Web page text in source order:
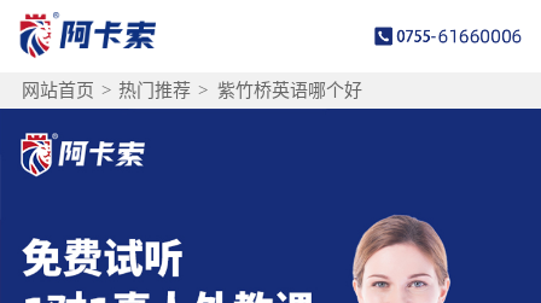
网站首页 > 热门推荐 > 紫竹桥英语哪个好